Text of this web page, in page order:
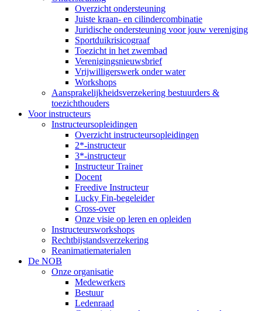
Overzicht ondersteuning
Juiste kraan- en cilindercombinatie
Juridische ondersteuning voor jouw vereniging
Sportduikrisicograaf
Toezicht in het zwembad
Verenigingsnieuwsbrief
Vrijwilligerswerk onder water
Workshops
Aansprakelijkheidsverzekering bestuurders &
toezichthouders
Voor instructeurs
Instructeursopleidingen
Overzicht instructeursopleidingen
2*-instructeur
3*-instructeur
Instructeur Trainer
Docent
Freedive Instructeur
Lucky Fin-begeleider
Cross-over
Onze visie op leren en opleiden
Instructeursworkshops
Rechtbijstandsverzekering
Reanimatiematerialen
De NOB
Onze organisatie
Medewerkers
Bestuur
Ledenraad